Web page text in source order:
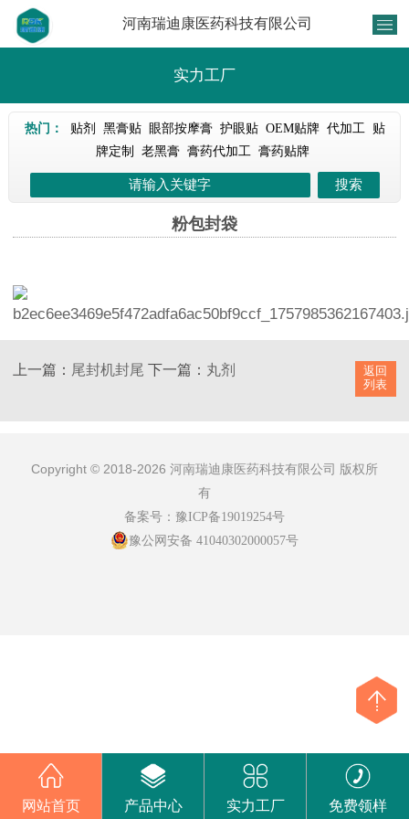
河南瑞迪康医药科技有限公司
实力工厂
热门： 贴剂 黑膏贴 眼部按摩膏 护眼贴 OEM贴牌 代加工
贴
牌定制
老黑膏 膏药代加工 膏药贴牌
粉包封袋
返回
列表
上一篇： 尾封机封尾 下一篇： 丸剂
Copyright © 2018-2026 河南瑞迪康医药科技有限公司 版权所
有
备案号： 豫ICP备19019254号
豫公网安备 41040302000057号
网站首页 产品中心 实力工厂 免费领样